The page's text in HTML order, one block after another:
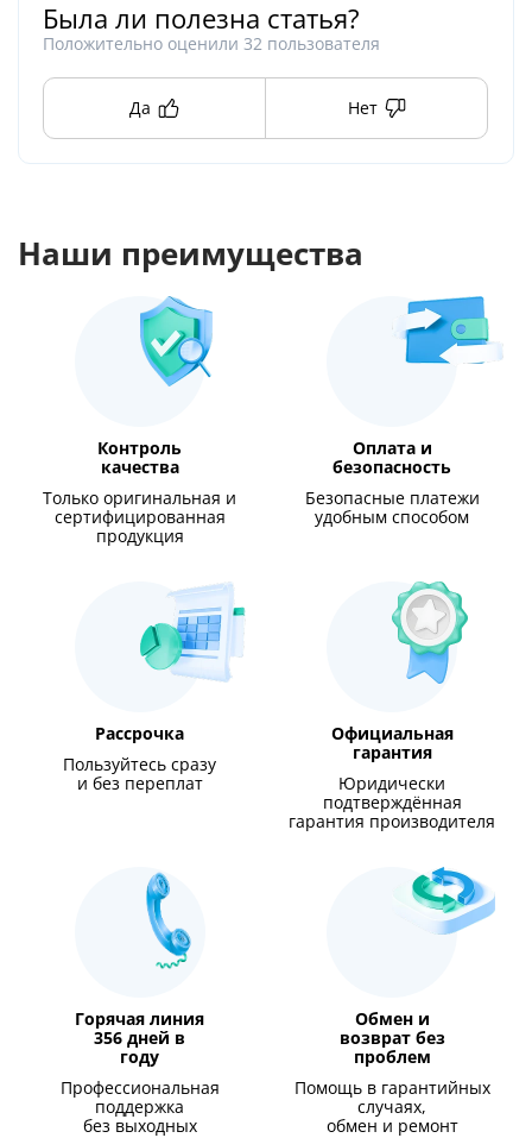
Была ли полезна статья?
Положительно оценили 32 пользователя
Да Нет
Наши преимущества
Контроль
качества
Только оригинальная и
сертифицированная
продукция
Оплата и
безопасность
Безопасные платежи
удобным способом
Рассрочка
Пользуйтесь сразу
и без переплат
Официальная
гарантия
Юридически
подтверждённая
гарантия производителя
Горячая линия
356 дней в
году
Профессиональная
поддержка
без выходных
Обмен и
возврат без
проблем
Помощь в гарантийных
случаях,
обмен и ремонт